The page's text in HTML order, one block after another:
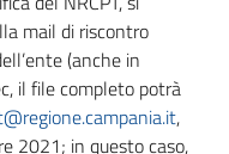
mail di riscontro
(anche in
il file completo potrà
,
2021; in questo caso,